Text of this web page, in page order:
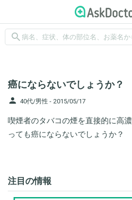
search
癌にならないでしょうか？
person 40代/男性 - 2015/05/17
喫煙者のタバコの煙を直接的に高
っても癌にならないでしょうか？
注目の情報